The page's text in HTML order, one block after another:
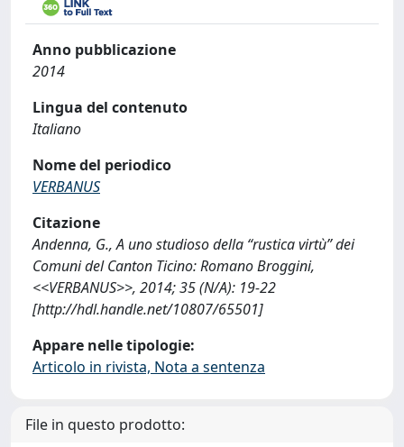
Anno pubblicazione
2014
Lingua del contenuto
Italiano
Nome del periodico
VERBANUS
Citazione
Andenna, G., A uno studioso della “rustica virtù” dei
Comuni del Canton Ticino: Romano Broggini,
<<VERBANUS>>, 2014; 35 (N/A): 19-22
[http://hdl.handle.net/10807/65501]
Appare nelle tipologie:
Articolo in rivista, Nota a sentenza
File in questo prodotto: